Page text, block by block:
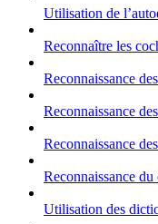
Utilisation de
Reconnaître les
Reconnaissance
Reconnaissance
Reconnaissance
Reconnaissance
Utilisation des